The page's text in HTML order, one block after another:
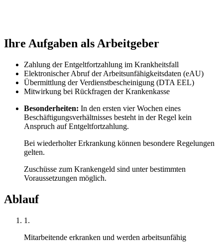
Ihre Aufgaben als Arbeitgeber
Zahlung der Entgeltfortzahlung im Krankheitsfall
Elektronischer Abruf der Arbeitsunfähigkeitsdaten (eAU)
Übermittlung der Verdienstbescheinigung (DTA EEL)
Mitwirkung bei Rückfragen der Krankenkasse
Besonderheiten: In den ersten vier Wochen eines
Beschäftigungsverhältnisses besteht in der Regel kein
Anspruch auf Entgeltfortzahlung.
Bei wiederholter Erkrankung können besondere Regelungen
gelten.
Zuschüsse zum Krankengeld sind unter bestimmten
Voraussetzungen möglich.
Ablauf
1.
Mitarbeitende erkranken und werden arbeitsunfähig